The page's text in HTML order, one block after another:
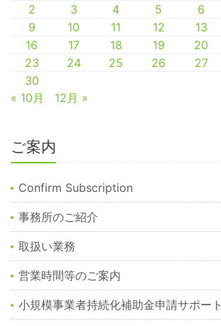
2
3 4 5 6
9
10 11 12 13
16
17 18 19 20
23
24 25 26 27
30
« 10月
12月 »
ご案内
Confirm Subscription
事務所のご紹介
取扱い業務
営業時間等のご案内
小規模事業者持続化補助金申請サポート